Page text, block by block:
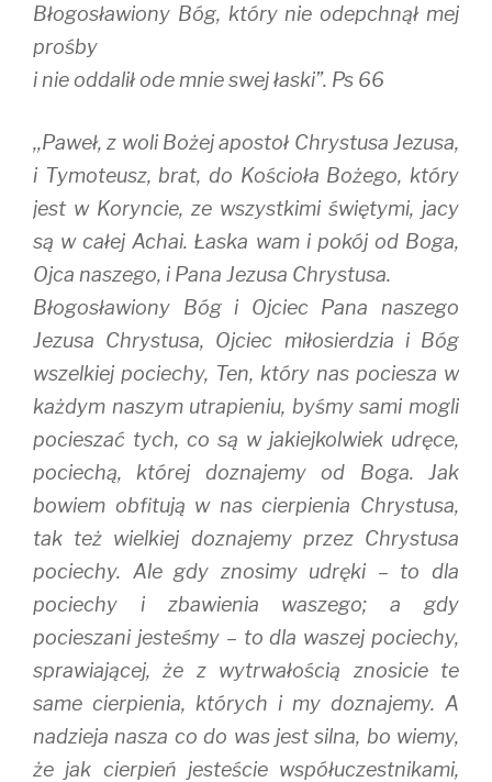
Błogosławiony Bóg, który nie odepchnął mej
prośby
i nie oddalił ode mnie swej łaski”. Ps 66
,,Paweł, z woli Bożej apostoł Chrystusa Jezusa,
i Tymoteusz, brat, do Kościoła Bożego, który
jest w Koryncie, ze wszystkimi świętymi, jacy
są w całej Achai. Łaska wam i pokój od Boga,
Ojca naszego, i Pana Jezusa Chrystusa.
Błogosławiony Bóg i Ojciec Pana naszego
Jezusa Chrystusa, Ojciec miłosierdzia i Bóg
wszelkiej pociechy, Ten, który nas pociesza w
każdym naszym utrapieniu, byśmy sami mogli
pocieszać tych, co są w jakiejkolwiek udręce,
pociechą, której doznajemy od Boga. Jak
bowiem obfitują w nas cierpienia Chrystusa,
tak też wielkiej doznajemy przez Chrystusa
pociechy. Ale gdy znosimy udręki – to dla
pociechy i zbawienia waszego; a gdy
pocieszani jesteśmy – to dla waszej pociechy,
sprawiającej, że z wytrwałością znosicie te
same cierpienia, których i my doznajemy. A
nadzieja nasza co do was jest silna, bo wiemy,
że jak cierpień jesteście współuczestnikami,